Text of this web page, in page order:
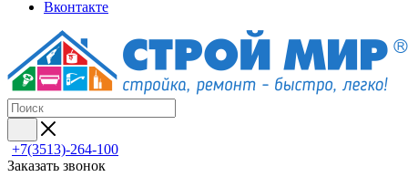
Вконтакте
+7(3513)-264-100
Заказать звонок